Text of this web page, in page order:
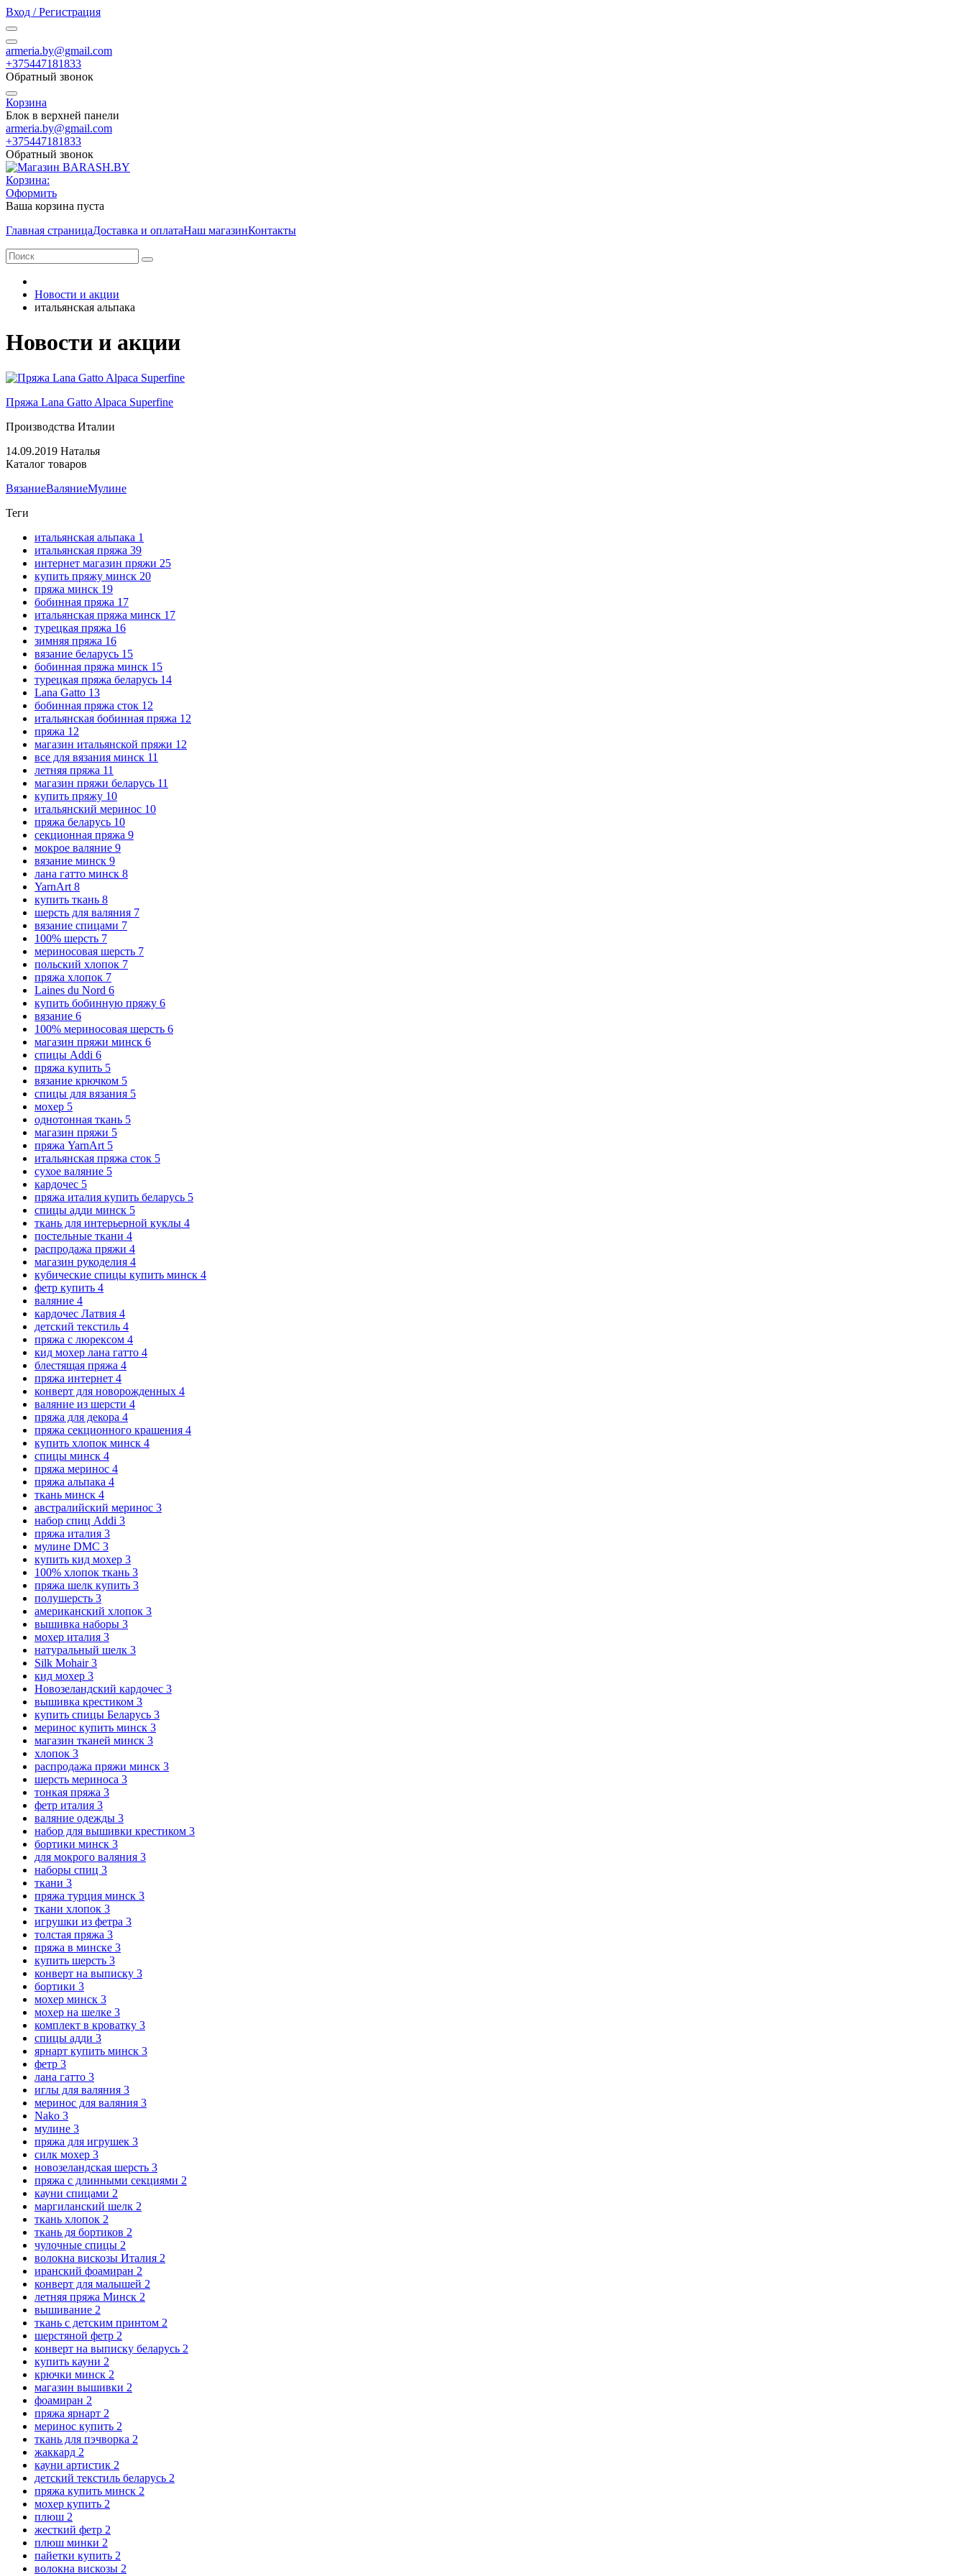
Вход / Регистрация
armeria.by@gmail.com
+375447181833
Обратный звонок
Корзина
Блок в верхней панели
armeria.by@gmail.com
+375447181833
Обратный звонок
Корзина:
Оформить
Ваша корзина пуста
Главная страницаДоставка и оплатаНаш магазинКонтакты
Новости и акции
итальянская альпака
Новости и акции
Пряжа Lana Gatto Alpaca Superfine
Производства Италии
14.09.2019 Наталья
Каталог товаров
ВязаниеВаляниеМулине
Теги
итальянская альпака 1
итальянская пряжа 39
интернет магазин пряжи 25
купить пряжу минск 20
пряжа минск 19
бобинная пряжа 17
итальянская пряжа минск 17
турецкая пряжа 16
зимняя пряжа 16
вязание беларусь 15
бобинная пряжа минск 15
турецкая пряжа беларусь 14
Lana Gatto 13
бобинная пряжа сток 12
итальянская бобинная пряжа 12
пряжа 12
магазин итальянской пряжи 12
все для вязания минск 11
летняя пряжа 11
магазин пряжи беларусь 11
купить пряжу 10
итальянский меринос 10
пряжа беларусь 10
секционная пряжа 9
мокрое валяние 9
вязание минск 9
лана гатто минск 8
YarnArt 8
купить ткань 8
шерсть для валяния 7
вязание спицами 7
100% шерсть 7
мериносовая шерсть 7
польский хлопок 7
пряжа хлопок 7
Laines du Nord 6
купить бобинную пряжу 6
вязание 6
100% мериносовая шерсть 6
магазин пряжи минск 6
спицы Addi 6
пряжа купить 5
вязание крючком 5
спицы для вязания 5
мохер 5
однотонная ткань 5
магазин пряжи 5
пряжа YarnArt 5
итальянская пряжа сток 5
сухое валяние 5
кардочес 5
пряжа италия купить беларусь 5
спицы адди минск 5
ткань для интерьерной куклы 4
постельные ткани 4
распродажа пряжи 4
магазин рукоделия 4
кубические спицы купить минск 4
фетр купить 4
валяние 4
кардочес Латвия 4
детский текстиль 4
пряжа с люрексом 4
кид мохер лана гатто 4
блестящая пряжа 4
пряжа интернет 4
конверт для новорожденных 4
валяние из шерсти 4
пряжа для декора 4
пряжа секционного крашения 4
купить хлопок минск 4
спицы минск 4
пряжа меринос 4
пряжа альпака 4
ткань минск 4
австралийский меринос 3
набор спиц Addi 3
пряжа италия 3
мулине DMC 3
купить кид мохер 3
100% хлопок ткань 3
пряжа шелк купить 3
полушерсть 3
американский хлопок 3
вышивка наборы 3
мохер италия 3
натуральный шелк 3
Silk Mohair3
кид мохер 3
Новозеландский кардочес 3
вышивка крестиком 3
купить спицы Беларусь 3
меринос купить минск 3
магазин тканей минск 3
хлопок 3
распродажа пряжи минск 3
шерсть мериноса 3
тонкая пряжа 3
фетр италия 3
валяние одежды 3
набор для вышивки крестиком 3
бортики минск 3
для мокрого валяния 3
наборы спиц 3
ткани 3
пряжа турция минск 3
ткани хлопок 3
игрушки из фетра 3
толстая пряжа 3
пряжа в минске 3
купить шерсть 3
конверт на выписку 3
бортики 3
мохер минск 3
мохер на шелке 3
комплект в кроватку 3
спицы адди 3
ярнарт купить минск 3
фетр 3
лана гатто 3
иглы для валяния 3
меринос для валяния 3
Nako 3
мулине 3
пряжа для игрушек 3
силк мохер 3
новозеландская шерсть 3
пряжа с длинными секциями 2
кауни спицами 2
маргиланский шелк 2
ткань хлопок 2
ткань дя бортиков 2
чулочные спицы 2
волокна вискозы Италия 2
иранский фоамиран 2
конверт для малышей 2
летняя пряжа Минск 2
вышивание 2
ткань с детским принтом 2
шерстяной фетр 2
конверт на выписку беларусь 2
купить кауни 2
крючки минск 2
магазин вышивки 2
фоамиран 2
пряжа ярнарт 2
меринос купить 2
ткань для пэчворка 2
жаккард 2
кауни артистик 2
детский текстиль беларусь 2
пряжа купить минск 2
мохер купить 2
плюш 2
жесткий фетр 2
плюш минки 2
пайетки купить 2
волокна вискозы 2